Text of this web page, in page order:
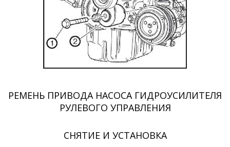
РЕМЕНЬ ПРИВОДА НАСОСА ГИДРОУСИЛИТЕЛЯ
РУЛЕВОГО УПРАВЛЕНИЯ
СНЯТИЕ И УСТАНОВКА